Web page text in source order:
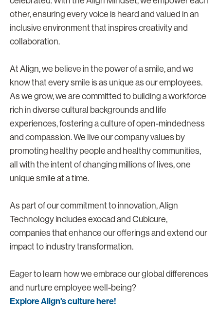
other, ensuring every voice is heard and valued in an
inclusive environment that inspires creativity and
collaboration.
At Align, we believe in the power of a smile, and we
know that every smile is as unique as our employees.
As we grow, we are committed to building a workforce
rich in diverse cultural backgrounds and life
experiences, fostering a culture of open-mindedness
and compassion. We live our company values by
promoting healthy people and healthy communities,
all with the intent of changing millions of lives, one
unique smile at a time.
As part of our commitment to innovation, Align
Technology includes exocad and Cubicure,
companies that enhance our offerings and extend our
impact to industry transformation.
Eager to learn how we embrace our global differences
and nurture employee well-being?
Explore Align's culture here!